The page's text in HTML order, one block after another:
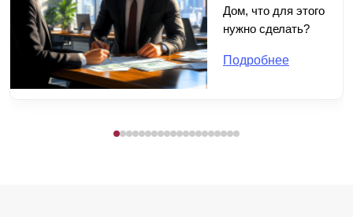
Дом, что для этого
нужно сделать?
Подробнее